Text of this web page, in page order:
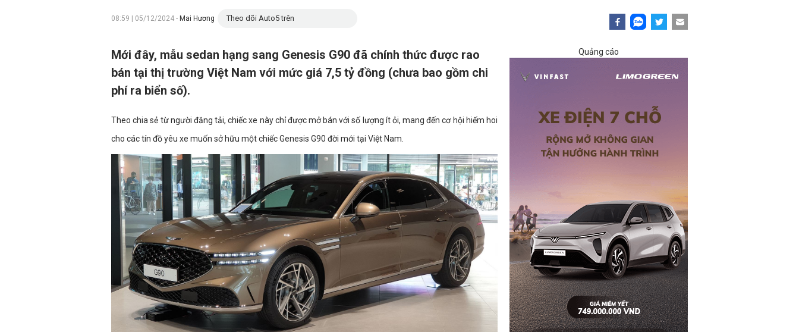
08:59 | 05/12/2024 - Mai Hương Theo dõi Auto5 trên
Mới đây, mẫu sedan hạng sang Genesis G90 đã chính thức được rao
bán tại thị trường Việt Nam với mức giá 7,5 tỷ đồng (chưa bao gồm chi
phí ra biển số).
Theo chia sẻ từ người đăng tải, chiếc xe này chỉ được mở bán với số lượng ít ỏi, mang đến cơ hội hiếm hoi
cho các tín đồ yêu xe muốn sở hữu một chiếc Genesis G90 đời mới tại Việt Nam.
Quảng cáo